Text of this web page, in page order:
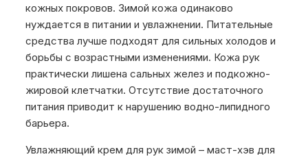
кожных покровов. Зимой кожа одинаково
нуждается в питании и увлажнении. Питательные
средства лучше подходят для сильных холодов и
борьбы с возрастными изменениями. Кожа рук
практически лишена сальных желез и подкожно-
жировой клетчатки. Отсутствие достаточного
питания приводит к нарушению водно-липидного
барьера.
Увлажняющий крем для рук зимой – маст-хэв для